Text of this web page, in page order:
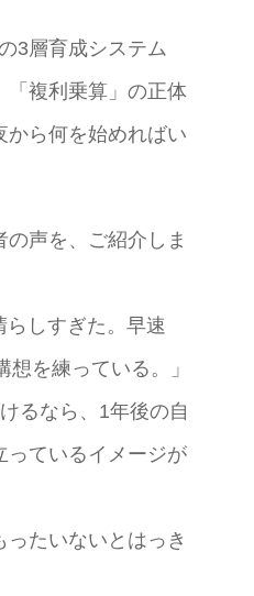
3層育成システム
「複利乗算」の正体
から何を始めればい
声を、ご紹介しま
らしすぎた。早速
を練っている。」
るなら、1年後の自
っているイメージが
ったいないとはっき